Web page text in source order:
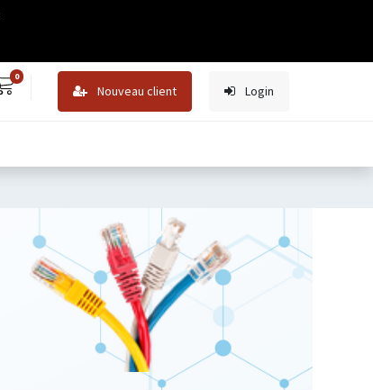
0
Nouveau client Login